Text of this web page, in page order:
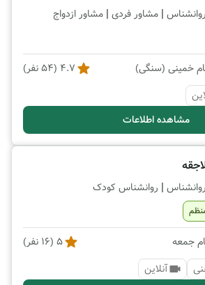
| مشاور فردی | مشاور ازدواج
خمینی (سنگی) 4.7
(
54نفر)
مشاهده اطلاعات
| روانشناس کودک
جمعه 5
(
16 نفر)
آنلاین